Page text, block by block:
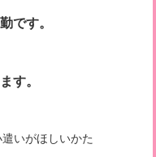
です。
す。
いがほしいかた